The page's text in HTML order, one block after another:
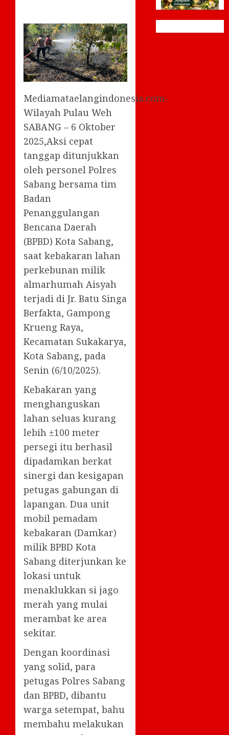
Mediamataelangindonesia.com-
Wilayah Pulau Weh
SABANG – 6 Oktober
2025,Aksi cepat
tanggap ditunjukkan
oleh personel Polres
Sabang bersama tim
Badan
Penanggulangan
Bencana Daerah
(BPBD) Kota Sabang,
saat kebakaran lahan
perkebunan milik
almarhumah Aisyah
terjadi di Jr. Batu Singa
Berfakta, Gampong
Krueng Raya,
Kecamatan Sukakarya,
Kota Sabang, pada
Senin (6/10/2025).
Kebakaran yang
menghanguskan
lahan seluas kurang
lebih ±100 meter
persegi itu berhasil
dipadamkan berkat
sinergi dan kesigapan
petugas gabungan di
lapangan. Dua unit
mobil pemadam
kebakaran (Damkar)
milik BPBD Kota
Sabang diterjunkan ke
lokasi untuk
menaklukkan si jago
merah yang mulai
merambat ke area
sekitar.
Dengan koordinasi
yang solid, para
petugas Polres Sabang
dan BPBD, dibantu
warga setempat, bahu
membahu melakukan